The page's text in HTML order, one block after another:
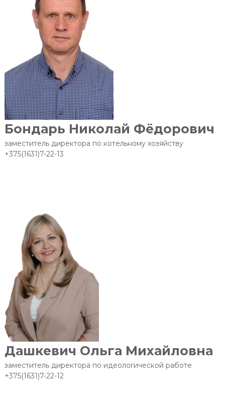
Бондарь Николай Фёдорович
заместитель директора по котельному хозяйству
+375(1631)7-22-13
Дашкевич Ольга Михайловна
заместитель директора по идеологической работе
+375(1631)7-22-12